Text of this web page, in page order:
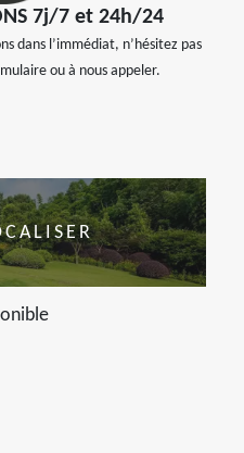
7j/7 et 24h/24
dans l’immédiat, n’hésitez pas
ou à nous appeler.